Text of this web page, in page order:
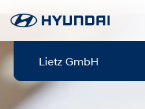
Lietz GmbH